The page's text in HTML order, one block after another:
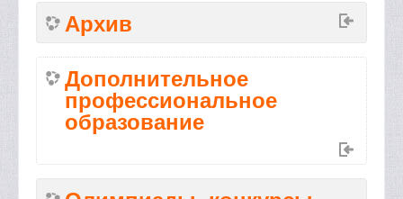
Архив
Дополнительное
профессиональное
образование